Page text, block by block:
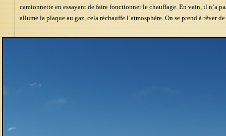
camionnette en essayant de faire fonctionner le chauffage. En vain, il n’a
allume la plaque au gaz, cela réchauffe l’atmosphère. On se prend à rêver